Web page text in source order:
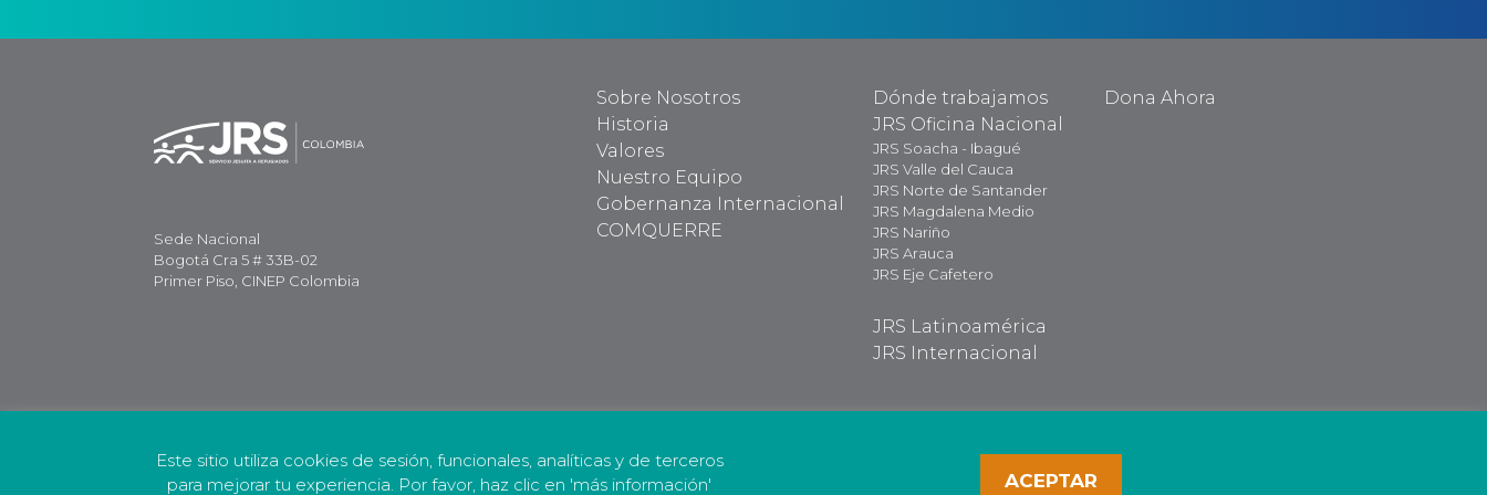
Sede Nacional
Bogotá Cra 5 # 33B-02
Primer Piso, CINEP Colombia
Sobre Nosotros
Historia
Valores
Nuestro Equipo
Gobernanza Internacional
COMQUERRE
Dónde trabajamos
JRS Oficina Nacional
JRS Soacha - Ibagué
JRS Valle del Cauca
JRS Norte de Santander
JRS Magdalena Medio
JRS Nariño
JRS Arauca
JRS Eje Cafetero
JRS Latinoamérica
JRS Internacional
Dona Ahora
Este sitio utiliza cookies de sesión, funcionales, analíticas y de terceros
para mejorar tu experiencia. Por favor, haz clic en 'más información'
ACEPTAR